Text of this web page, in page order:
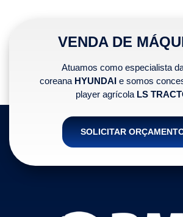
VENDA DE
Atuamos como especialista
coreana HYUNDAI e somos
player agrícola LS
SOLICITAR